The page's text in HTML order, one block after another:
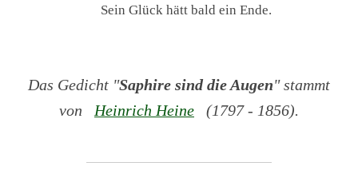
Sein Glück hätt bald ein Ende.
Das Gedicht "Saphire sind die Augen" stammt
von
Heinrich Heine (1797 - 1856).